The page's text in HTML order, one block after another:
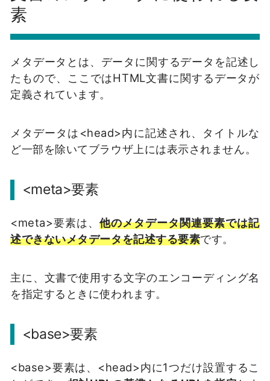
素
メタデータとは、データに関するデータを記述し
たもので、ここではHTML文書に関するデータが
定義されています。
メタデータは<head>内に記述され、タイトルな
ど一部を除いてブラウザ上には表示されません。
<meta>要素
<meta>要素は、 他のメタデータ関連要素では記
述できないメタデータを記述する要素です。
主に、文書で使用する文字のエンコーディング名
を指定するときに使われます。
<base>要素
<base>要素は、<head>内に1つだけ設置するこ